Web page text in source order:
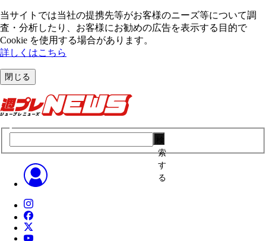
当サイトでは当社の提携先等がお客様のニーズ等について調
査・分析したり、お客様にお勧めの広告を表⽰する⽬的で
Cookie を使⽤する場合があります。
詳しくはこちら
閉じる
索
す
る